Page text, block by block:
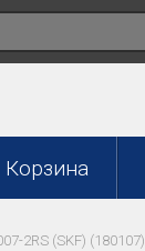
Корзина
2RS (SKF) (180107)